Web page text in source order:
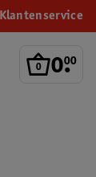
Klantenservice
0.
00